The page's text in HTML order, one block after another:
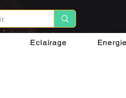
Eclairage